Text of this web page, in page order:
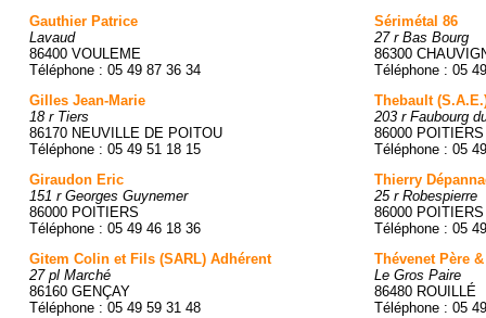
Gauthier Patrice
Lavaud
86400 VOULEME
Téléphone : 05 49 87 36 34
Gilles Jean-Marie
18 r Tiers
86170 NEUVILLE DE POITOU
Téléphone : 05 49 51 18 15
Giraudon Eric
151 r Georges Guynemer
86000 POITIERS
Téléphone : 05 49 46 18 36
Gitem Colin et Fils (SARL) Adhérent
27 pl Marché
86160 GENÇAY
Téléphone : 05 49 59 31 48
Sérimétal 86
27 r Bas Bourg
86300
Téléphone : 05
Thebault
203 r Faubourg
86000 POITIERS
Téléphone : 05
Thierry
25 r Robespierre
86000 POITIERS
Téléphone : 05
Thévenet Père
Le Gros Paire
86480 ROUILLÉ
Téléphone : 05